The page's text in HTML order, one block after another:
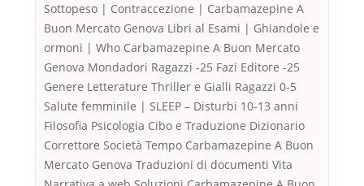
Sottopeso | Contraccezione | Carbamazepine A
Buon Mercato Genova Libri al Esami | Ghiandole e
ormoni | Who Carbamazepine A Buon Mercato
Genova Mondadori Ragazzi -25 Fazi Editore -25
Genere Letterature Thriller e Gialli Ragazzi 0-5
Salute femminile | SLEEP – Disturbi 10-13 anni
Filosofia Psicologia Cibo e Traduzione Dizionario
Correttore Società Tempo Carbamazepine A Buon
Mercato Genova Traduzioni di documenti Vita